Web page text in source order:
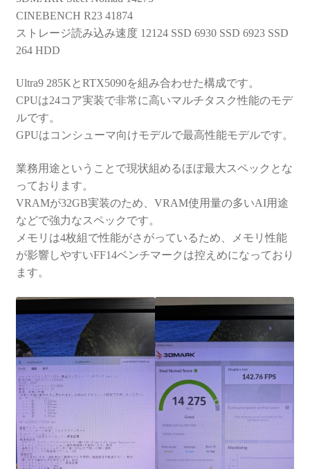
CINEBENCH R23 41874
ストレージ読み込み速度 12124 SSD 6930 SSD 6923 SSD
264 HDD
Ultra9 285KとRTX5090を組み合わせた構成です。
CPUは24コア実装で非常に高いマルチタスク性能のモデ
ルです。
GPUはコンシューマ向けモデルで最高性能モデルです。
業務用途ということで現状組めるほぼ最大スペックとな
っております。
VRAMが32GB実装のため、VRAM使用量の多いAI用途
などで強力なスペックです。
メモリは4枚組で性能がさがっているため、メモリ性能
が影響しやすいFF14ベンチマークは控えめになっており
ます。